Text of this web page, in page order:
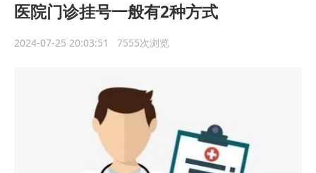
医院门诊挂号一般有2种方式
2024-07-25 20:03:51 7555次浏览